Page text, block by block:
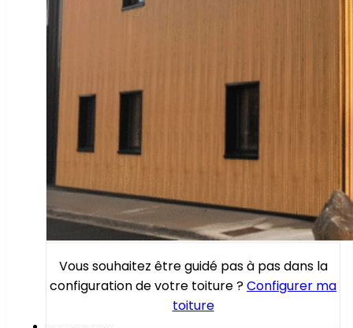
Vous souhaitez être guidé pas à pas dans la
configuration de votre toiture ?Configurer ma
toiture